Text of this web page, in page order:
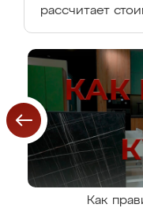
рассчитает
Как